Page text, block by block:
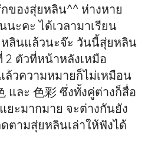
ของสุ่ยหลิน^^ ห่างหาย
ะคะ ได้เวลามาเรียน
ลินแล้วนะจ๊ะ วันนี้สุ่ยหลิน
2 ตัวที่หน้าหลังเหมือ
วความหมายก็ไม่เหมือน
และ 色彩 ซึ่งทั้งคู่ต่างก็สื่อ
ยะมากมาย จะต่างกันยัง
ตามสุ่ยหลินเล่าให้ฟังได้